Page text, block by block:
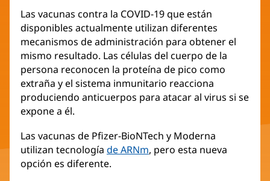
Las vacunas contra la COVID-19 que están
disponibles actualmente utilizan diferentes
mecanismos de administración para obtener el
mismo resultado. Las células del cuerpo de la
persona reconocen la proteína de pico como
extraña y el sistema inmunitario reacciona
produciendo anticuerpos para atacar al virus si se
expone a él.
Las vacunas de Pfizer-BioNTech y Moderna
utilizan tecnología de ARNm, pero esta nueva
opción es diferente.